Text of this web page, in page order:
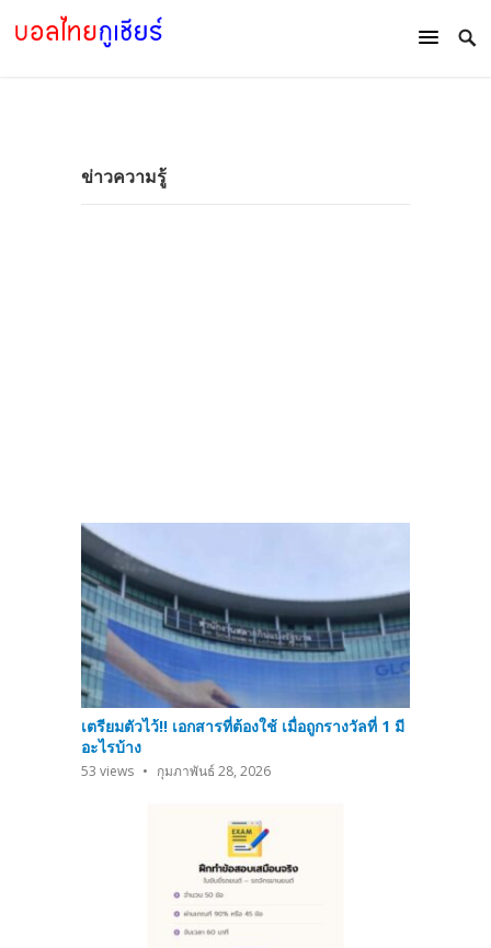
ข่าวความรู้
เตรียมตัวไว้!! เอกสารที่ต้องใช้ เมื่อถูกรางวัลที่ 1 มี
อะไรบ้าง
53 views กุมภาพันธ์ 28, 2026